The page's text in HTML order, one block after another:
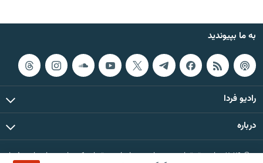
به ما بپیوندید
رادیو فردا
درباره
© ۲۰۲۶ تمام حقوق این وب‌سایت، بر اساس مقررات کپی‌رایت، برای رادیو فردا